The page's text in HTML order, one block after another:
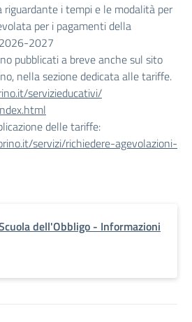
i tempi e le modalità per
per i pagamenti della
2027
pubblicati a breve anche sul sito
nella sezione dedicata alle tariffe.
servizieducativi/
html
delle tariffe:
servizi/richiedere-agevolazioni-
dell'Obbligo - Informazioni